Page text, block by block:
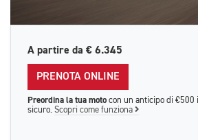
A partire da € 6.345
PRENOTA ONLINE
Preordina la tua moto con un anticipo di €500
sicuro. Scopri come funziona